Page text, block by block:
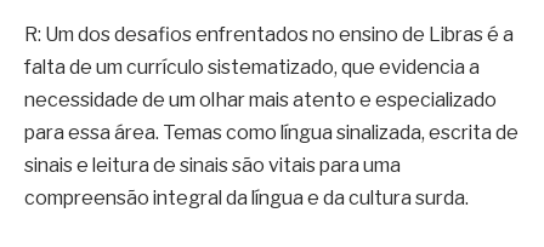
R: Um dos desafios enfrentados no ensino de Libras é a
falta de um currículo sistematizado, que evidencia a
necessidade de um olhar mais atento e especializado
para essa área. Temas como língua sinalizada, escrita de
sinais e leitura de sinais são vitais para uma
compreensão integral da língua e da cultura surda.